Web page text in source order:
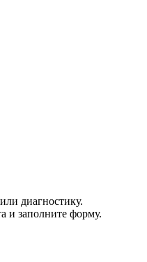
диагностику.
и заполните форму.